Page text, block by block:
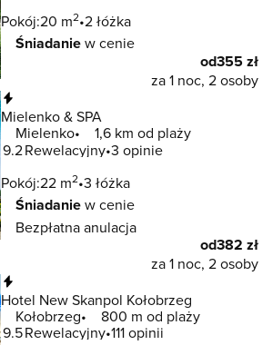
Pokój:20 m2 2 łóżka
Śniadaniew cenie
od355 zł
za 1 noc, 2 osoby
Mielenko & SPA
Mielenko
1,6 km od plaży
9.2Rewelacyjny 3 opinie
Pokój:22 m2 3 łóżka
Śniadaniew cenie
Bezpłatna anulacja
od382 zł
za 1 noc, 2 osoby
Hotel New Skanpol Kołobrzeg
Kołobrzeg
800 m od plaży
9.5Rewelacyjny 111 opinii